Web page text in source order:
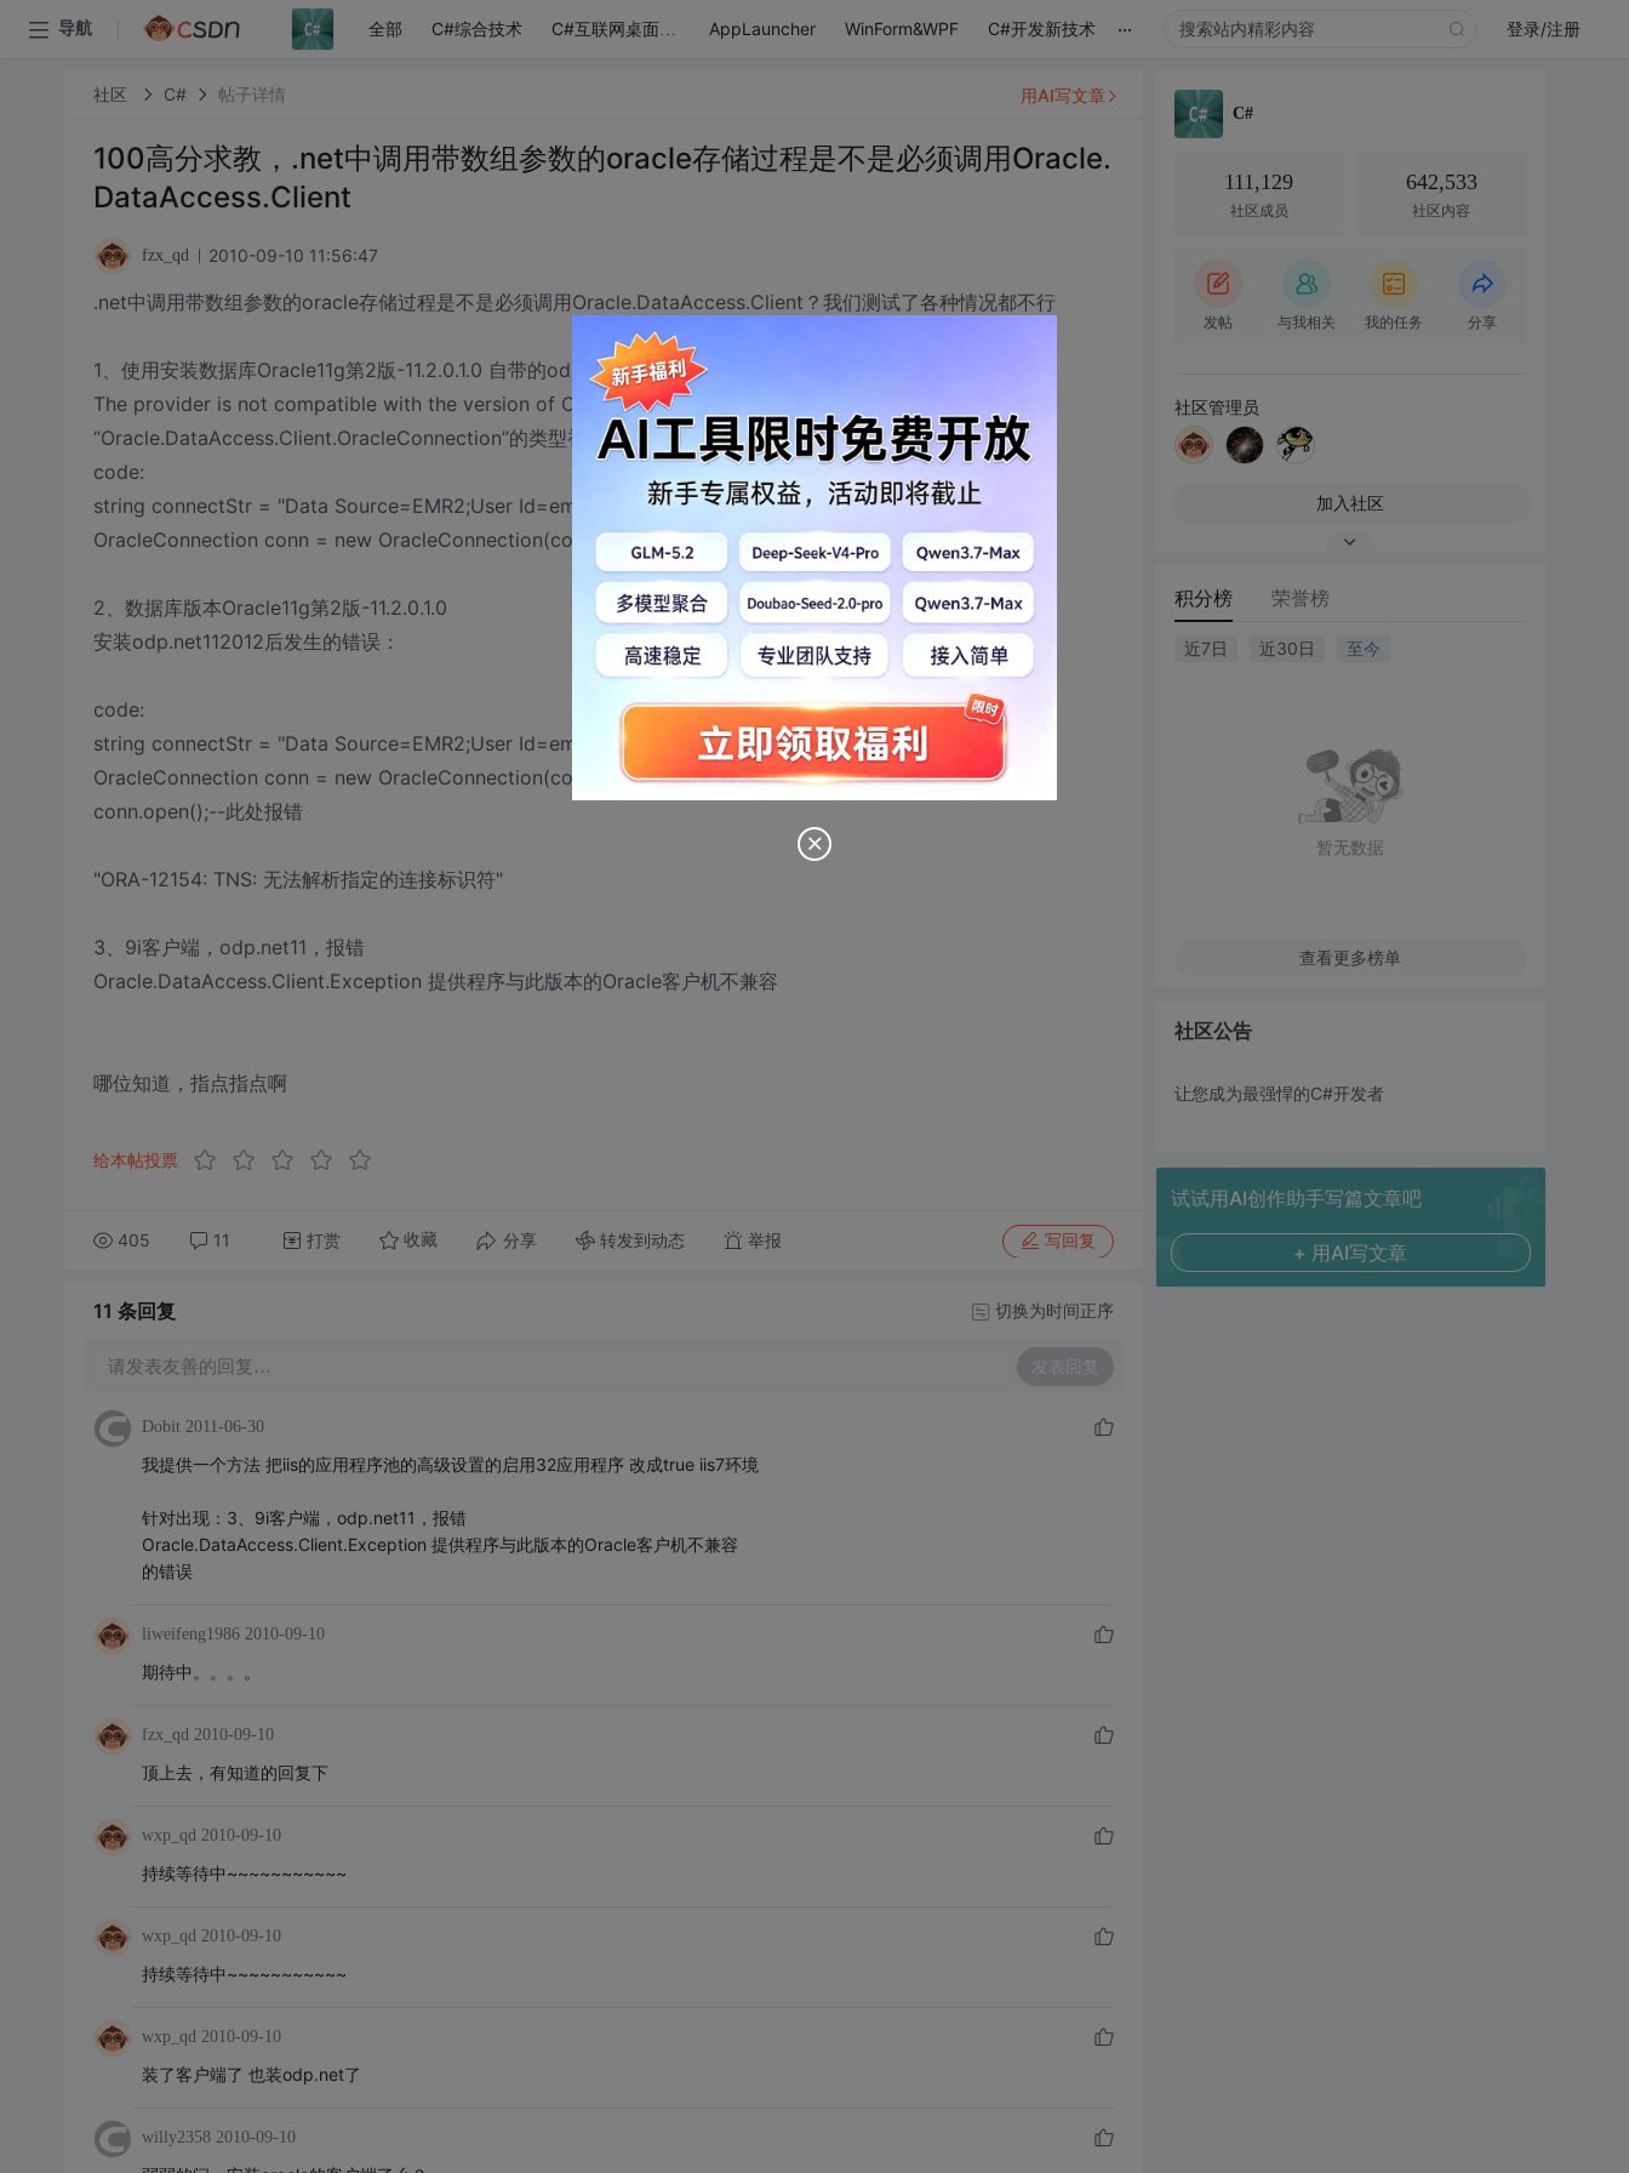
导航 全部 C#综合技术 C#互联网桌面应用 AppLauncher WinForm&WPF C#开发新技术 ... 登录/注册
社区 C# 帖子详情
100高分求教，.net中调用带数组参数的oracle存储过程是不是必须调用Oracle.
DataAccess.Client
fzx_qd 2010-09-10 11:56:47
.net中调用带数组参数的oracle存储过程是不是必须调用Oracle.DataAccess.Client？我们测试了各种情况都不行
1、使用安装数据库Oracle11g第2版-11.2.0.1.0 自带的odp.net时发生的错误：
The provider is not compatible with the version of Oracle client
“Oracle.DataAccess.Client.OracleConnection”的类型初始值设定项引发异常。
code:
string connectStr = "Data Source=EMR2;User Id=emr;Password=password;";
OracleConnection conn = new OracleConnection(connectStr);--此处报错
2、数据库版本Oracle11g第2版-11.2.0.1.0
安装odp.net112012后发生的错误：
code:
string connectStr = "Data Source=EMR2;User Id=emr;Password=password;";
OracleConnection conn = new OracleConnection(connectStr);
conn.open();--此处报错
"ORA-12154: TNS: 无法解析指定的连接标识符"
3、9i客户端，odp.net11，报错
Oracle.DataAccess.Client.Exception 提供程序与此版本的Oracle客户机不兼容
哪位知道，指点指点啊
给本帖投票
405 11 打赏 收藏 分享 转发到动态 举报 写回复
用AI写文章
11 条回复 切换为时间正序
请发表友善的回复… 发表回复
Dobit 2011-06-30
我提供一个方法 把iis的应用程序池的高级设置的启用32应用程序 改成true iis7环境
针对出现：3、9i客户端，odp.net11，报错
Oracle.DataAccess.Client.Exception 提供程序与此版本的Oracle客户机不兼容
的错误
liweifeng1986 2010-09-10
期待中。。。。
fzx_qd 2010-09-10
顶上去，有知道的回复下
wxp_qd 2010-09-10
持续等待中~~~~~~~~~~~
wxp_qd 2010-09-10
持续等待中~~~~~~~~~~~
wxp_qd 2010-09-10
装了客户端了 也装odp.net了
willy2358 2010-09-10
C#
111,129
社区成员
642,533
社区内容
发帖 与我相关 我的任务 分享
社区管理员
加入社区
积分榜 荣誉榜
近7日 近30日 至今
暂无数据
查看更多榜单
社区公告
让您成为最强悍的C#开发者
试试用AI创作助手写篇文章吧
+ 用AI写文章